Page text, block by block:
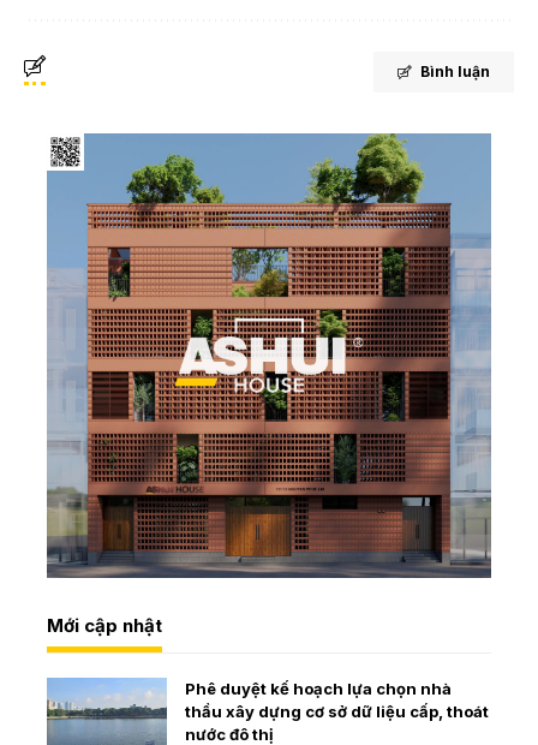
Bình luận
Mới cập nhật
Phê duyệt kế hoạch lựa chọn nhà
thầu xây dựng cơ sở dữ liệu cấp, thoát
nước đô thị